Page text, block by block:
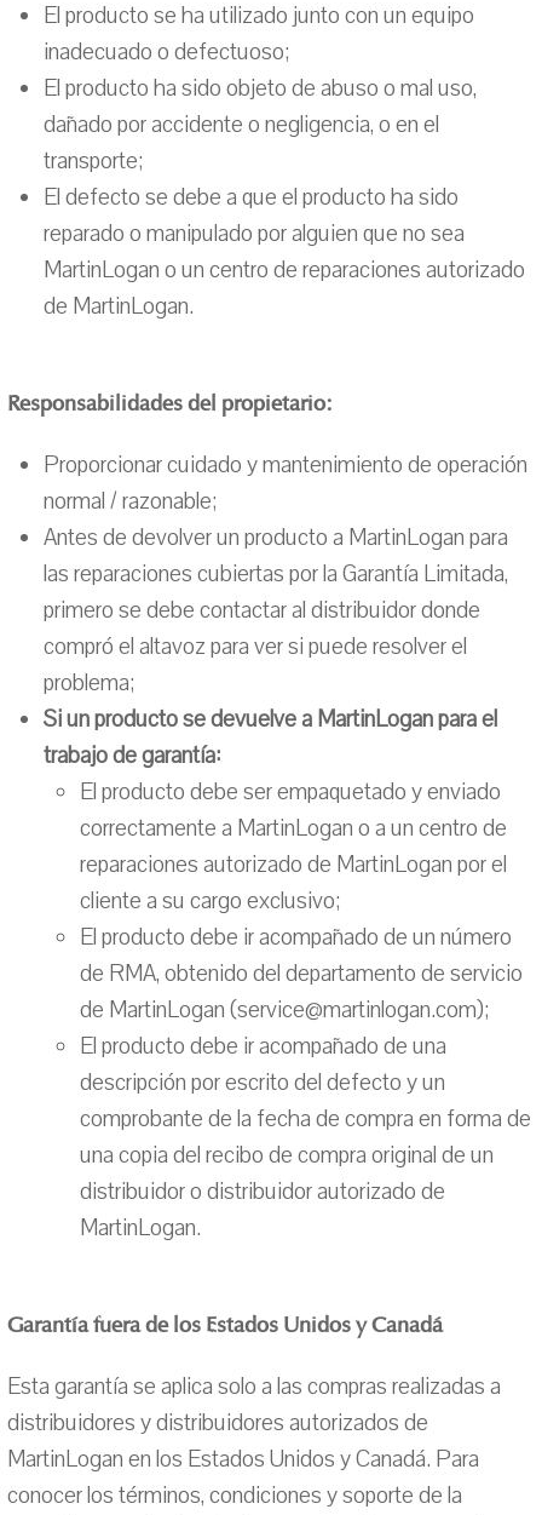
El producto se ha utilizado junto con un equipo
inadecuado o defectuoso;
El producto ha sido objeto de abuso o mal uso,
dañado por accidente o negligencia, o en el
transporte;
El defecto se debe a que el producto ha sido
reparado o manipulado por alguien que no sea
MartinLogan o un centro de reparaciones autorizado
de MartinLogan.
Responsabilidades del propietario:
Proporcionar cuidado y mantenimiento de operación
normal / razonable;
Antes de devolver un producto a MartinLogan para
las reparaciones cubiertas por la Garantía Limitada,
primero se debe contactar al distribuidor donde
compró el altavoz para ver si puede resolver el
problema;
Si un producto se devuelve a MartinLogan para el
trabajo de garantía:
El producto debe ser empaquetado y enviado
correctamente a MartinLogan o a un centro de
reparaciones autorizado de MartinLogan por el
cliente a su cargo exclusivo;
El producto debe ir acompañado de un número
de RMA, obtenido del departamento de servicio
de MartinLogan (service@martinlogan.com);
El producto debe ir acompañado de una
descripción por escrito del defecto y un
comprobante de la fecha de compra en forma de
una copia del recibo de compra original de un
distribuidor o distribuidor autorizado de
MartinLogan.
Garantía fuera de los Estados Unidos y Canadá
Esta garantía se aplica solo a las compras realizadas a
distribuidores y distribuidores autorizados de
MartinLogan en los Estados Unidos y Canadá. Para
conocer los términos, condiciones y soporte de la